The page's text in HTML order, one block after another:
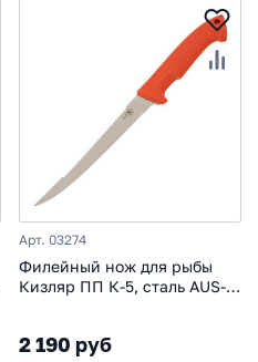
Арт. 03274
Филейный нож для рыбы
Кизляр ПП К-5, сталь AUS-8,
2 190 руб